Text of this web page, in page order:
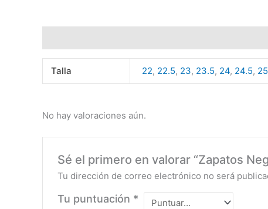
Talla 22, 22.5, 23, 23.5, 24, 24.5, 25
No hay valoraciones aún.
Sé el primero en valorar “Zapatos
Tu dirección de correo electrónico no será
Tu puntuación *